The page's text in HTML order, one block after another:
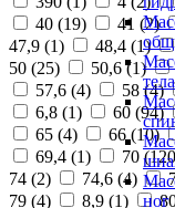
тела
ног
40 (19) 41 (2)
47,9 (1) 48,4 (1)
50 (25) 50,6 (1)
57,6 (4) 58 (4)
6,8 (1) 60 (94)
65 (4) 66 (10)
69,4 (1) 70 (120
74 (2) 74,6 (4)
79 (4) 8,9 (1)